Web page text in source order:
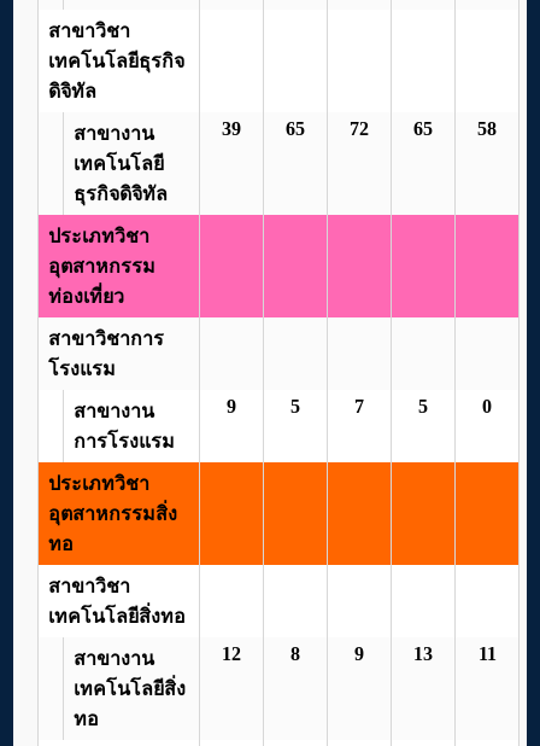
สาขาวิชา
เทคโนโลยีธุรกิจ
ดิจิทัล
สาขางาน
เทคโนโลยี
ธุรกิจดิจิทัล
39 65 72 65 58
ประเภทวิชา
อุตสาหกรรม
ท่องเที่ยว
สาขาวิชาการ
โรงแรม
สาขางาน
การโรงแรม
9 5 7 5 0
ประเภทวิชา
อุตสาหกรรมสิ่ง
ทอ
สาขาวิชา
เทคโนโลยีสิ่งทอ
สาขางาน
เทคโนโลยีสิ่ง
ทอ
12 8 9 13 11